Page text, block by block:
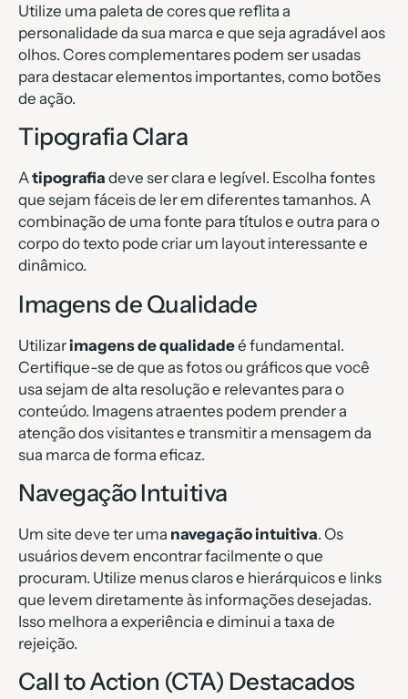
Utilize uma paleta de cores que reflita a
personalidade da sua marca e que seja agradável aos
olhos. Cores complementares podem ser usadas
para destacar elementos importantes, como botões
de ação.
Tipografia Clara
Atipografia deve ser clara e legível. Escolha fontes
que sejam fáceis de ler em diferentes tamanhos. A
combinação de uma fonte para títulos e outra para o
corpo do texto pode criar um layout interessante e
dinâmico.
Imagens de Qualidade
Utilizar imagens de qualidadeé fundamental.
Certifique-se de que as fotos ou gráficos que você
usa sejam de alta resolução e relevantes para o
conteúdo. Imagens atraentes podem prender a
atenção dos visitantes e transmitir a mensagem da
sua marca de forma eficaz.
Navegação Intuitiva
Um site deve ter uma navegação intuitiva. Os
usuários devem encontrar facilmente o que
procuram. Utilize menus claros e hierárquicos e links
que levem diretamente às informações desejadas.
Isso melhora a experiência e diminui a taxa de
rejeição.
Call to Action (CTA) Destacados